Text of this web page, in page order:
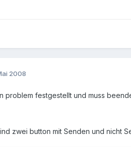
2008
problem festgestellt und muss
zwei button mit Senden und nicht